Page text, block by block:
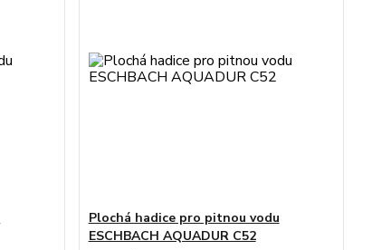
Plochá hadice pro pitnou vodu
ESCHBACH AQUADUR C52